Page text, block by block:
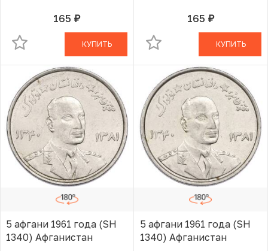
165 руб.В КОРЗИНЕ
КУПИТЬ
165 руб.В КОРЗИНЕ
КУПИТЬ
5 афгани 1961 года (SH
1340) Афганистан
5 афгани 1961 года (SH
1340) Афганистан